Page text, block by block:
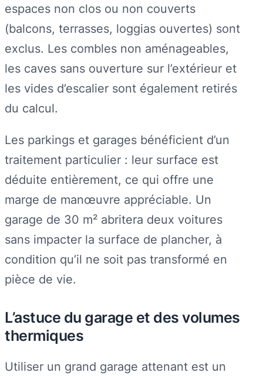
espaces non clos ou non couverts
(balcons, terrasses, loggias ouvertes) sont
exclus. Les combles non aménageables,
les caves sans ouverture sur l’extérieur et
les vides d’escalier sont également retirés
du calcul.
Les parkings et garages bénéficient d’un
traitement particulier : leur surface est
déduite entièrement, ce qui offre une
marge de manœuvre appréciable. Un
garage de 30 m² abritera deux voitures
sans impacter la surface de plancher, à
condition qu’il ne soit pas transformé en
pièce de vie.
L’astuce du garage et des volumes
thermiques
Utiliser un grand garage attenant est un